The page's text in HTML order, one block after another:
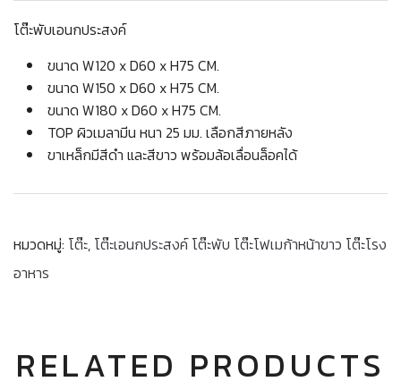
โต๊ะพับเอนกประสงค์
ขนาด W120 x D60 x H75 CM.
ขนาด W150 x D60 x H75 CM.
ขนาด W180 x D60 x H75 CM.
TOP ผิวเมลามีน หนา 25 มม. เลือกสีภายหลัง
ขาเหล็กมีสีดำ และสีขาว พร้อมล้อเลื่อนล็อคได้
หมวดหมู่: โต๊ะ, โต๊ะเอนกประสงค์ โต๊ะพับ โต๊ะโฟเมก้าหน้าขาว โต๊ะโรง
อาหาร
RELATED PRODUCTS